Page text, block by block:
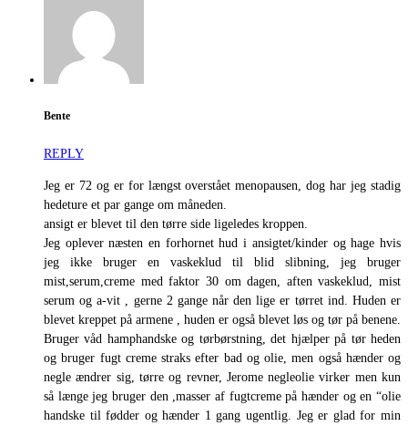
Bente
REPLY
Jeg er 72 og er for længst overstået menopausen, dog har jeg stadig
hedeture et par gange om måneden.
ansigt er blevet til den tørre side ligeledes kroppen.
Jeg oplever næsten en forhornet hud i ansigtet/kinder og hage hvis
jeg ikke bruger en vaskeklud til blid slibning, jeg bruger
mist,serum,creme med faktor 30 om dagen, aften vaskeklud, mist
serum og a-vit , gerne 2 gange når den lige er tørret ind. Huden er
blevet kreppet på armene , huden er også blevet løs og tør på benene.
Bruger våd hamphandske og tørbørstning, det hjælper på tør heden
og bruger fugt creme straks efter bad og olie, men også hænder og
negle ændrer sig, tørre og revner, Jerome negleolie virker men kun
så længe jeg bruger den ,masser af fugtcreme på hænder og en “olie
handske til fødder og hænder 1 gang ugentlig. Jeg er glad for min